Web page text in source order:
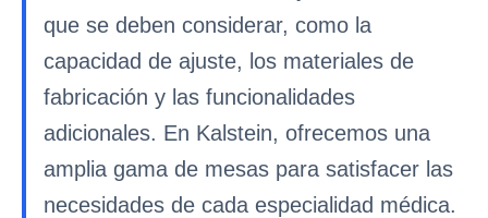
que se deben considerar, como la
capacidad de ajuste, los materiales de
fabricación y las funcionalidades
adicionales. En Kalstein, ofrecemos una
amplia gama de mesas para satisfacer las
necesidades de cada especialidad médica.